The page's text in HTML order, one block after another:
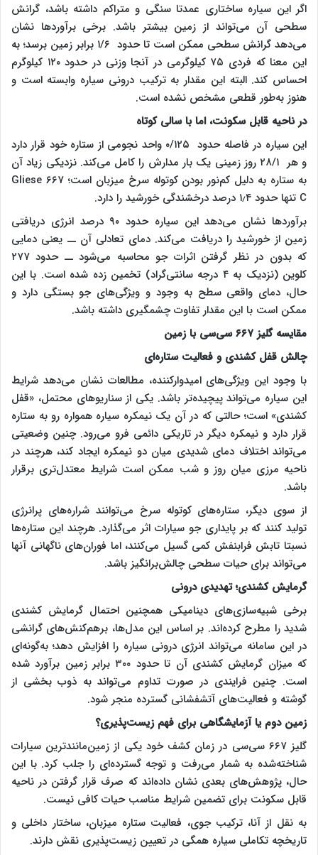
اگر این سیاره ساختاری عمدتا سنگی و متراکم داشته باشد، گرانش
سطحی آن می‌تواند از زمین بیشتر باشد. برخی برآورد‌ها نشان
می‌دهد گرانش سطحی ممکن است تا حدود ۱/۶ برابر زمین برسد؛ به
این معنا که فردی ۷۵ کیلوگرمی در آنجا وزنی در حدود ۱۲۰ کیلوگرم
احساس کند. البته این مقدار به ترکیب درونی سیاره وابسته است و
هنوز به‌طور قطعی مشخص نشده است.
در ناحیه قابل سکونت، اما با سالی کوتاه
این سیاره در فاصله حدود ۰/۱۲۵ واحد نجومی از ستاره خود قرار دارد
و هر ۲۸/۱ روز زمینی یک بار مدارش را کامل می‌کند. نزدیکی زیاد آن
به ستاره به دلیل کم‌نور بودن کوتوله سرخ میزبان است؛ Gliese ۶۶۷
C تنها حدود ۱٫۴ درصد درخشندگی خورشید را دارد.
برآورد‌ها نشان می‌دهد این سیاره حدود ۹۰ درصد انرژی دریافتی
زمین از خورشید را دریافت می‌کند. دمای تعادلی آن ــ یعنی دمایی
که بدون در نظر گرفتن اثرات جو محاسبه می‌شود ــ حدود ۲۷۷
کلوین (نزدیک به ۴ درجه سانتی‌گراد) تخمین زده شده است. با این
حال، دمای واقعی سطح به وجود و ویژگی‌های جو بستگی دارد و
ممکن است با این مقدار تفاوت چشمگیری داشته باشد.
مقایسه گلیز ۶۶۷ سی‌سی با زمین
چالش قفل کشندی و فعالیت ستاره‌ای
با وجود این ویژگی‌های امیدوارکننده، مطالعات نشان می‌دهد شرایط
این سیاره می‌تواند پیچیده‌تر باشد. یکی از سناریو‌های محتمل، «قفل
کشندی» است؛ حالتی که در آن یک نیمکره سیاره همواره رو به ستاره
قرار دارد و نیمکره دیگر در تاریکی دائمی فرو می‌رود. چنین وضعیتی
می‌تواند اختلاف دمای شدیدی میان دو نیمکره ایجاد کند، هرچند در
ناحیه مرزی میان روز و شب ممکن است شرایط معتدل‌تری برقرار
باشد.
از سوی دیگر، ستاره‌های کوتوله سرخ می‌توانند شراره‌های پرانرژی
تولید کنند که بر پایداری جو سیارات اثر می‌گذارد. هرچند این ستاره‌ها
نسبتا تابش فرابنفش کمی گسیل می‌کنند، اما فوران‌های ناگهانی آنها
می‌تواند برای حیات سطحی چالش‌برانگیز باشد.
گرمایش کشندی؛ تهدیدی درونی
برخی شبیه‌سازی‌های دینامیکی همچنین احتمال گرمایش کشندی
شدید را مطرح کرده‌اند. بر اساس این مدل‌ها، برهم‌کنش‌های گرانشی
در این سامانه می‌تواند انرژی درونی سیاره را افزایش دهد؛ به‌گونه‌ای
که میزان گرمایش کشندی آن تا حدود ۳۰۰ برابر زمین برآورد شده
است. چنین فرایندی در صورت تداوم می‌تواند به ذوب بخشی از
گوشته و فعالیت‌های آتشفشانی گسترده منجر شود.
زمین دوم یا آزمایشگاهی برای فهم زیست‌پذیری؟
گلیز ۶۶۷ سی‌سی در زمان کشف خود یکی از زمین‌مانندترین سیارات
شناخته‌شده به شمار می‌رفت و توجه گسترده‌ای را جلب کرد. با این
حال، پژوهش‌های بعدی نشان داده‌اند که صرف قرار گرفتن در ناحیه
قابل سکونت برای تضمین شرایط مناسب حیات کافی نیست.
به نقل از آنا، ترکیب جوی، فعالیت ستاره میزبان، ساختار داخلی و
تاریخچه تکاملی سیاره همگی در تعیین زیست‌پذیری نقش دارند.